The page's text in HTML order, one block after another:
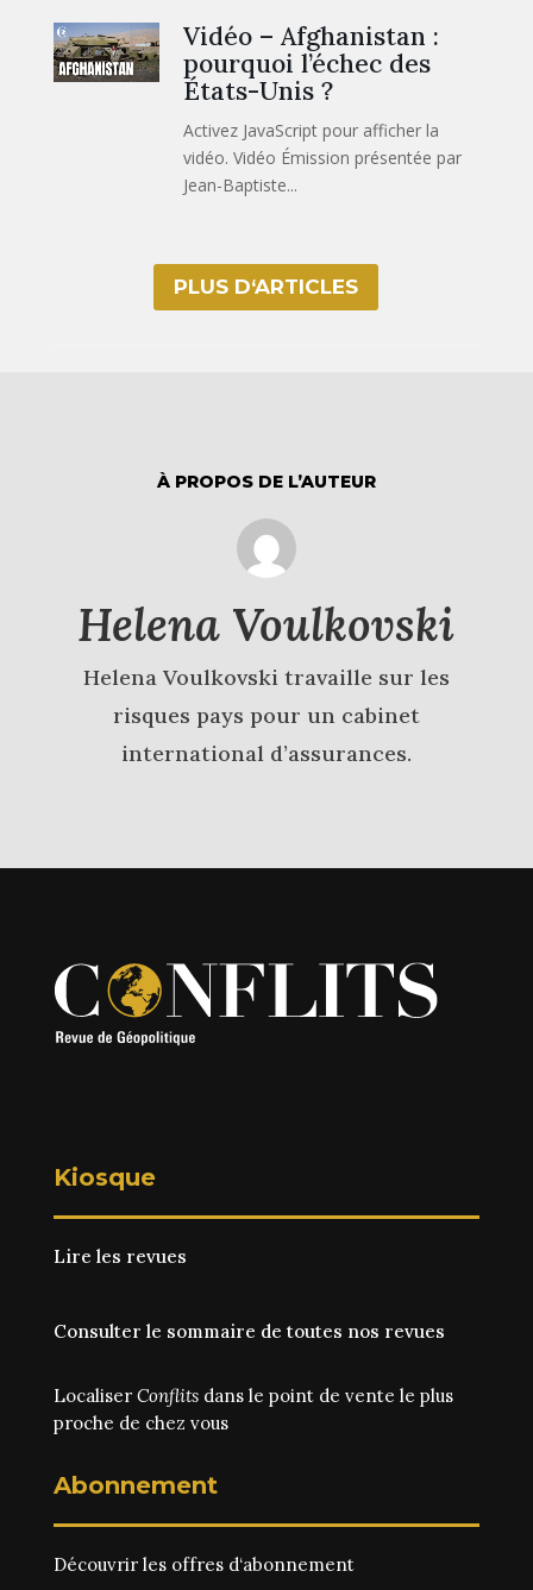
Vidéo – Afghanistan :
pourquoi l’échec des
États-Unis ?
Activez JavaScript pour afficher la
vidéo. Vidéo Émission présentée par
Jean-Baptiste...
PLUS D‘ARTICLES
À PROPOS DE L’AUTEUR
Helena Voulkovski
Helena Voulkovski travaille sur les
risques pays pour un cabinet
international d’assurances.
Kiosque
Lire les revues
Consulter le sommaire de toutes nos revues
Localiser Conflitsdans le point de vente le plus
proche de chez vous
Abonnement
Découvrir les offres d‘abonnement